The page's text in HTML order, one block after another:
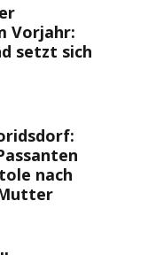
Vorjahr:
setzt sich
nach